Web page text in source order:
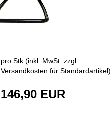
pro Stk (inkl. MwSt. zzgl.
Versandkosten für Standardartikel)
146,90 EUR